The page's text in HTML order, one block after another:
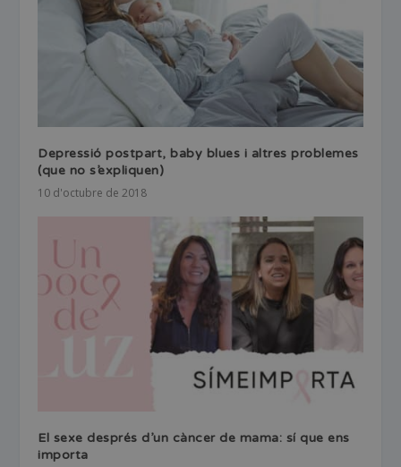
Depressió postpart, baby blues i altres problemes
(que no s’expliquen)
10 d'octubre de 2018
El sexe després d’un càncer de mama: sí que ens
importa